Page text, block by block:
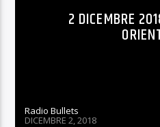
2 DICEMBRE
Radio Bullets
DICEMBRE 2, 2018